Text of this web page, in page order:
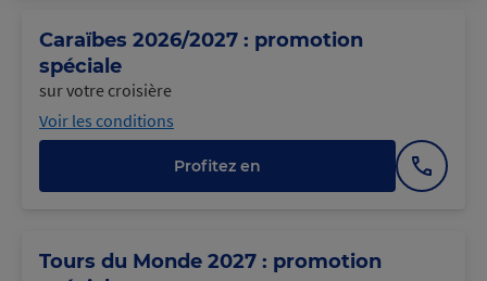
Caraïbes 2026/2027 : promotion
spéciale
sur votre croisière
Voir les conditions
Profitez en
Afficher
le
Tours du Monde 2027 : promotion